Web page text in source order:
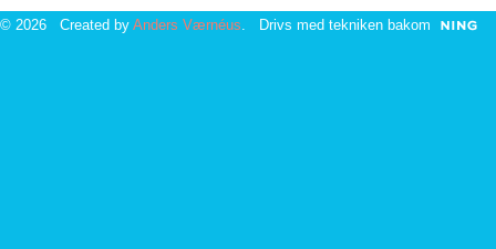
© 2026 Created by Anders Værnéus . Drivs med tekniken bakom